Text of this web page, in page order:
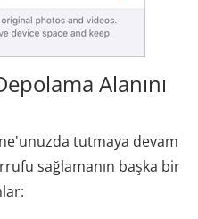
Alanını
tutmaya devam
sağlamanın başka bir